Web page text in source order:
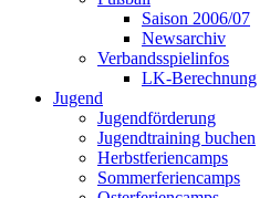
Saison 2006/07
Newsarchiv
Verbandsspielinfos
LK-Berechnung
Jugend
Jugendförderung
Jugendtraining buchen
Herbstferiencamps
Sommerferiencamps